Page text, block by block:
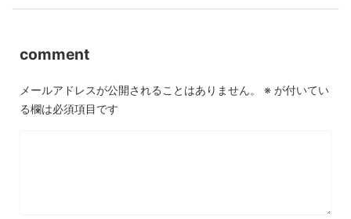
comment
メールアドレスが公開されることはありません。 ※ が付いてい
る欄は必須項目です